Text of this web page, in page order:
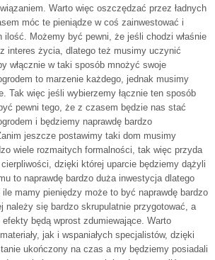
Warto więc oszczędzać przez ładnych
móc te pieniądze w coś zainwestować i
ilość. Możemy być pewni, że jeśli chodzi właśnie
interes życia, dlatego też musimy uczynić
włącznie w taki sposób mnożyć swoje
to marzenie każdego, jednak musimy
Tak więc jeśli wybierzemy łącznie ten sposób
pewni tego, że z czasem będzie nas stać
i będziemy naprawdę bardzo
jeszcze postawimy taki dom musimy
wiele rozmaitych formalności, tak więc przyda
dzięki której uparcie będziemy dążyli
to naprawdę bardzo duża inwestycja dlatego
mamy pieniędzy może to być naprawdę bardzo
należy się bardzo skrupulatnie przygotować, a
będą wprost zdumiewające. Warto
jak i wspaniałych specjalistów, dzięki
ukończony na czas a my będziemy posiadali